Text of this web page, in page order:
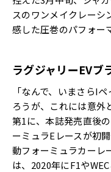
スのワンメイクレーシ
感した圧巻のパフォー
ラグジャリーEVブ
「なんで、いまさらI
ろうが、これには意外
第1に、本誌発売直後
ーミュラEレースが初
動フォーミュラカーレ
は、2020年にF1や